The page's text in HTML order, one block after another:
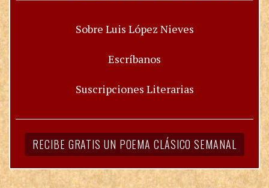
Sobre Luis López Nieves
Escríbanos
Suscripciones Literarias
RECIBE GRATIS UN POEMA CLÁSICO SEMANAL